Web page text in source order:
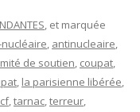
, et marquée
, antinucleaire,
de soutien, coupat,
, la parisienne libérée,
,tarnac,terreur,